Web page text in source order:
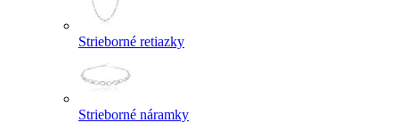
Strieborné retiazky
Strieborné náramky